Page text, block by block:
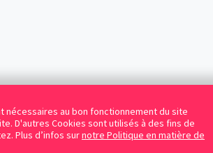
nécessaires au bon fonctionnement du site
D'autres Cookies sont utilisés à des fins de
Plus d’infos surnotre Politique en matière de